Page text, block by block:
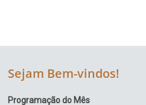
Sejam Bem-vindos!
Programação do Mês